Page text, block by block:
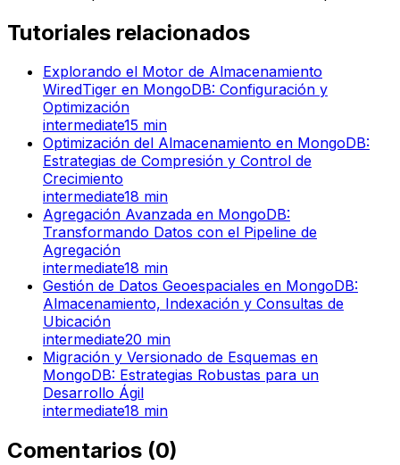
Tutoriales relacionados
Explorando el Motor de Almacenamiento
WiredTiger en MongoDB: Configuración y
Optimización
intermediate15 min
Optimización del Almacenamiento en MongoDB:
Estrategias de Compresión y Control de
Crecimiento
intermediate18 min
Agregación Avanzada en MongoDB:
Transformando Datos con el Pipeline de
Agregación
intermediate18 min
Gestión de Datos Geoespaciales en MongoDB:
Almacenamiento, Indexación y Consultas de
Ubicación
intermediate20 min
Migración y Versionado de Esquemas en
MongoDB: Estrategias Robustas para un
Desarrollo Ágil
intermediate18 min
Comentarios (0)